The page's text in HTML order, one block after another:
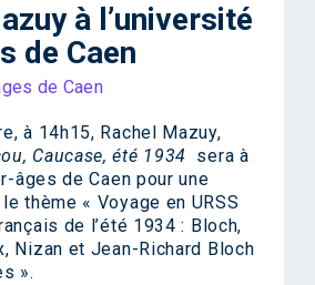
à l’université
de Caen
de Caen
à 14h15, Rachel Mazuy,
Caucase, été 1934 sera à
âges de Caen pour une
thème « Voyage en URSS
de l’été 1934 : Bloch,
Nizan et Jean-Richard Bloch
».